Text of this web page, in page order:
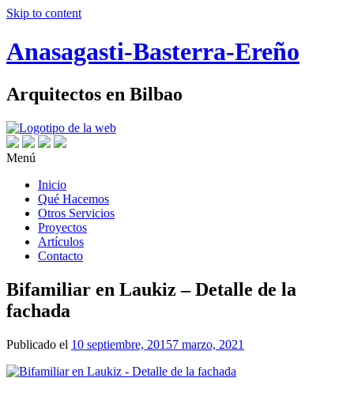
Skip to content
Anasagasti-Basterra-Ereño
Arquitectos en Bilbao
Menú
Inicio
Qué Hacemos
Otros Servicios
Proyectos
Artículos
Contacto
Bifamiliar en Laukiz – Detalle de la
fachada
Publicado el 10 septiembre, 20157 marzo, 2021